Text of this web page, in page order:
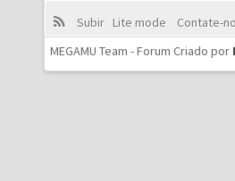
Subir Lite mode
Contate-
MEGAMU Team - Forum Criado por